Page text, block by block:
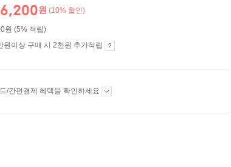
원 (10% 할인)
원 (5% 적립)
원이상 구매 시 2천원 추가적립
/간편결제 혜택을 확인하세요